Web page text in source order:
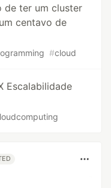
de ter um cluster
centavo de
#cloud
Escalabilidade